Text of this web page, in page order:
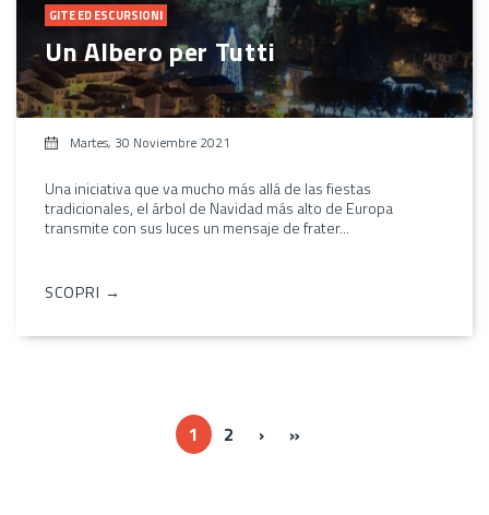
GITE ED ESCURSIONI
Un Albero per Tutti
Martes, 30 Noviembre 2021
Una iniciativa que va mucho más allá de las fiestas
tradicionales, el árbol de Navidad más alto de Europa
transmite con sus luces un mensaje de frater...
SCOPRI →
1 2 ››› »